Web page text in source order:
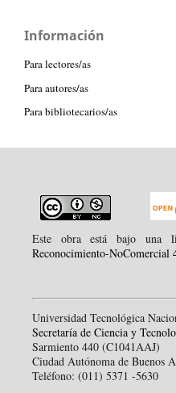
Información
Para lectores/as
Para autores/as
Para bibliotecarios/as
Este obra está bajo una
Reconocimiento-NoComercial
Universidad Tecnológica
Secretaría de Ciencia y
Sarmiento 440 (C1041AAJ)
Ciudad Autónoma de Buenos
Teléfono: (011) 5371 -5630